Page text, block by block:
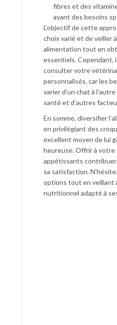
fibres et des
ayant des besoins
L’objectif de cette
choix varié et de veiller
alimentation tout en
essentiels. Cependant,
consulter votre
personnalisés, car les
varier d’un chat à
santé et d’autres
En somme, diversifier
en privilégiant des
excellent moyen de lui
heureuse. Offrir à votre
appétissants
sa satisfaction.
options tout en veillant
nutritionnel adapté à